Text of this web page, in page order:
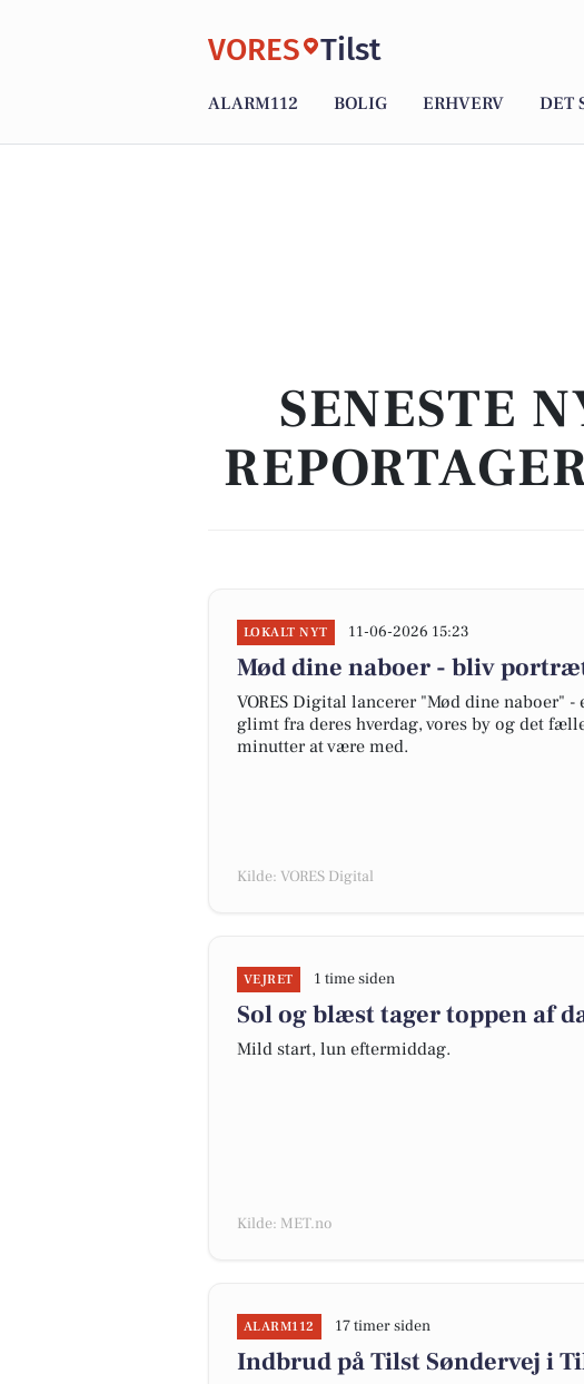
VORES Tilst
ALARM112 BOLIG ERHVERV DET
SENESTE
LOKALT NYT 11-06-2026 15:23
Mød dine naboer - bliv
VORES Digital lancerer "Mød dine naboer"
glimt fra deres hverdag, vores by og det
minutter at være med.
Kilde: VORES Digital
VEJRET 1 time siden
Sol og blæst tager toppen af
Mild start, lun eftermiddag.
Kilde: MET.no
ALARM112 17 timer siden
Indbrud på Tilst Søndervej i